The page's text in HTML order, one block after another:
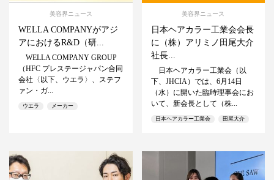
美容界ニュース
WELLA COMPANYがアジ
アにおけるR&D（研...
WELLA COMPANY GROUP
（HFC プレステージャパン合同
会社〈以下、ウエラ〉、ステフ
ァン・ガ...
ウエラ メーカー
美容界ニュース
日本ヘアカラー工業会会長
に（株）アリミノ田尾大介
社長...
日本ヘアカラー工業会（以
下、JHCIA）では、6月14日
（水）に開いた臨時理事会にお
いて、新会長として（株...
日本ヘアカラー工業会 田尾大介